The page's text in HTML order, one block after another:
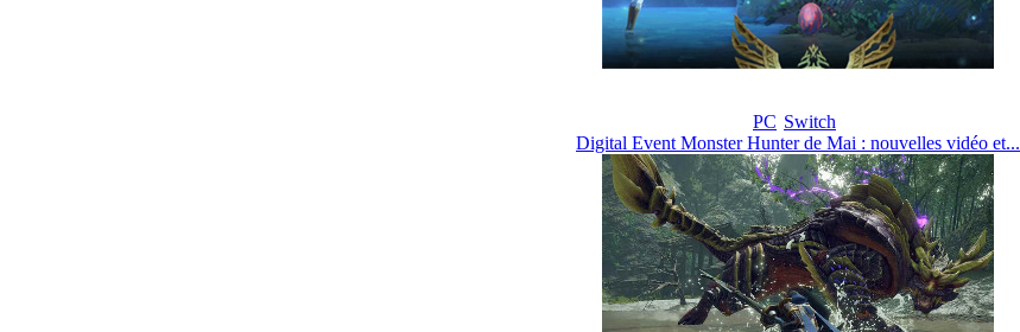
PC Switch
Digital Event Monster Hunter de Mai : nouvelles vidéo et...